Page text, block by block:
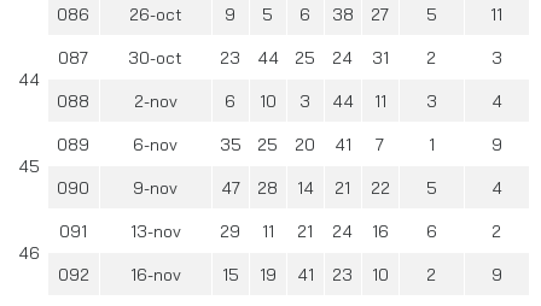
086 26-oct 9 5 6 38 27 5 11
44
087 30-oct 23 44 25 24 31 2 3
088 2-nov 6 10 3 44 11 3 4
45
089 6-nov 35 25 20 41 7 1 9
090 9-nov 47 28 14 21 22 5 4
46
091 13-nov 29 11 21 24 16 6 2
092 16-nov 15 19 41 23 10 2 9